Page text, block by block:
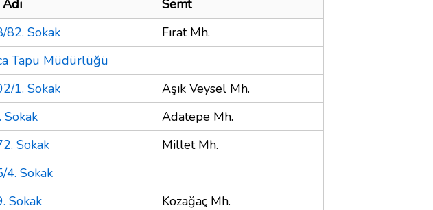
Semt
82. Sokak
Fırat Mh.
Tapu Müdürlüğü
1. Sokak
Aşık Veysel Mh.
Sokak
Adatepe Mh.
Sokak
Millet Mh.
4. Sokak
Sokak
Kozağaç Mh.